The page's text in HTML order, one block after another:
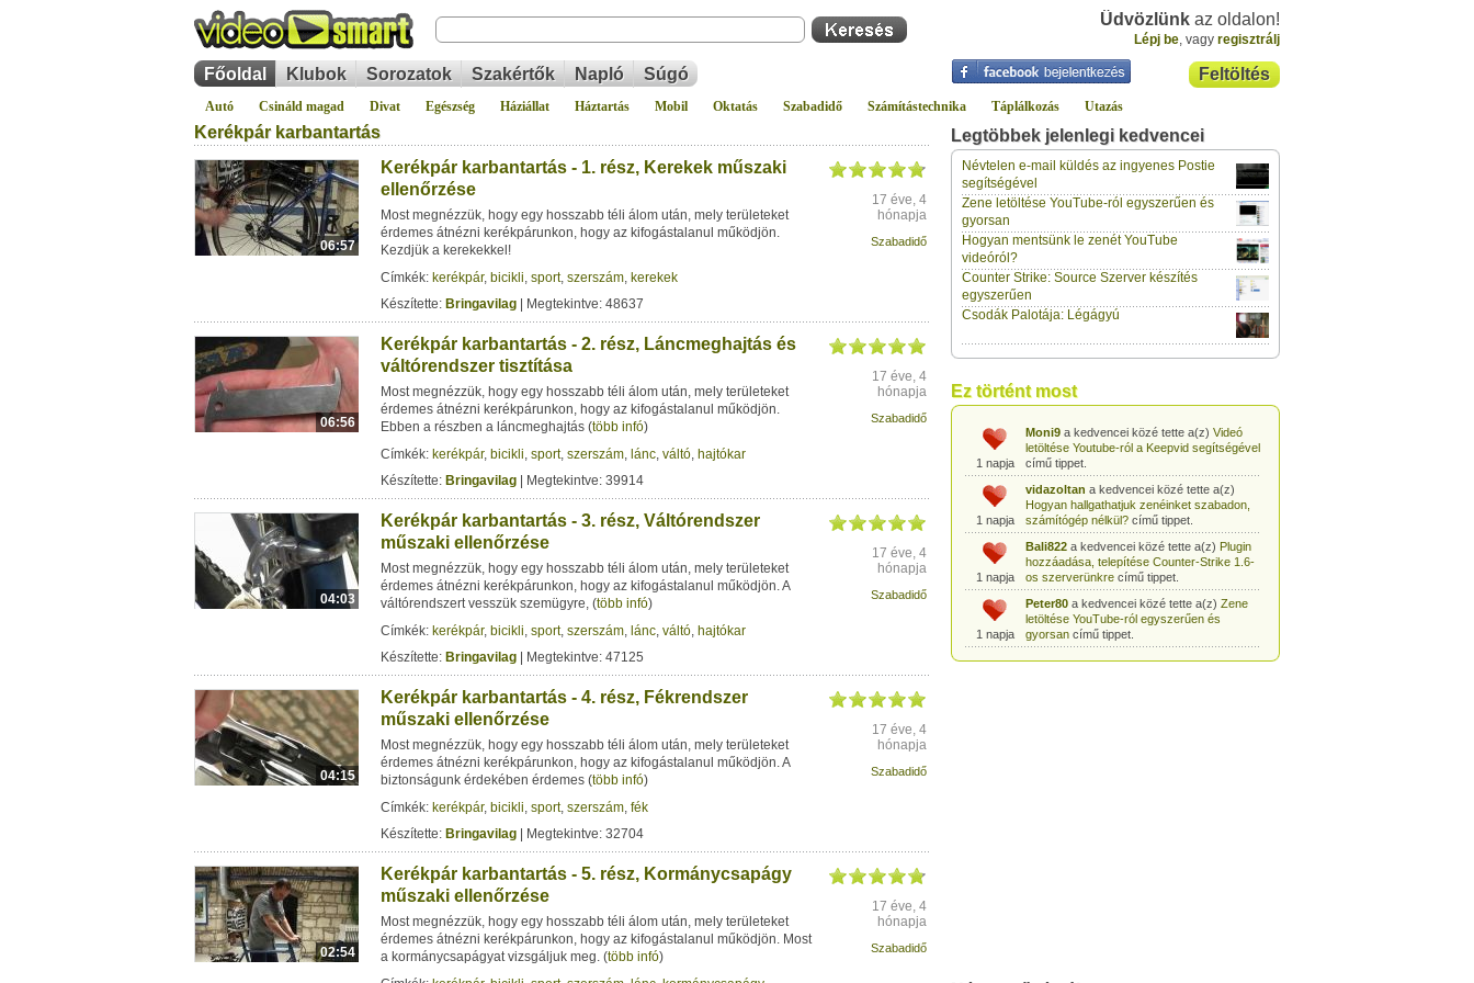
Üdvözlünk az oldalon!
Lépj be, vagy regisztrálj
Feltöltés
Főoldal Klubok Sorozatok Szakértők Napló Súgó
Autó Csináld magad Divat Egészség Háziállat Háztartás Mobil Oktatás Szabadidő Számítástechnika Táplálkozás Utazás
Kerékpár karbantartás
06:57
Kerékpár karbantartás - 1. rész, Kerekek műszaki
ellenőrzése
Most megnézzük, hogy egy hosszabb téli álom után, mely területeket
érdemes átnézni kerékpárunkon, hogy az kifogástalanul működjön.
Kezdjük a kerekekkel!
Címkék: kerékpár, bicikli, sport, szerszám, kerekek
Készítette: Bringavilag | Megtekintve: 48637
17 éve, 4
hónapja
Szabadidő
06:56
Kerékpár karbantartás - 2. rész, Láncmeghajtás és
váltórendszer tisztítása
Most megnézzük, hogy egy hosszabb téli álom után, mely területeket
érdemes átnézni kerékpárunkon, hogy az kifogástalanul működjön.
Ebben a részben a láncmeghajtás (több infó)
Címkék: kerékpár, bicikli, sport, szerszám, lánc, váltó, hajtókar
Készítette: Bringavilag | Megtekintve: 39914
17 éve, 4
hónapja
Szabadidő
04:03
Kerékpár karbantartás - 3. rész, Váltórendszer
műszaki ellenőrzése
Most megnézzük, hogy egy hosszabb téli álom után, mely területeket
érdemes átnézni kerékpárunkon, hogy az kifogástalanul működjön. A
váltórendszert vesszük szemügyre, (több infó)
Címkék: kerékpár, bicikli, sport, szerszám, lánc, váltó, hajtókar
Készítette: Bringavilag | Megtekintve: 47125
17 éve, 4
hónapja
Szabadidő
04:15
Kerékpár karbantartás - 4. rész, Fékrendszer
műszaki ellenőrzése
Most megnézzük, hogy egy hosszabb téli álom után, mely területeket
érdemes átnézni kerékpárunkon, hogy az kifogástalanul működjön. A
biztonságunk érdekében érdemes (több infó)
Címkék: kerékpár, bicikli, sport, szerszám, fék
Készítette: Bringavilag | Megtekintve: 32704
17 éve, 4
hónapja
Szabadidő
02:54
Kerékpár karbantartás - 5. rész, Kormánycsapágy
műszaki ellenőrzése
Most megnézzük, hogy egy hosszabb téli álom után, mely területeket
érdemes átnézni kerékpárunkon, hogy az kifogástalanul működjön. Most
a kormánycsapágyat vizsgáljuk meg. (több infó)
17 éve, 4
hónapja
Szabadidő
Legtöbbek jelenlegi kedvencei
Névtelen e-mail küldés az ingyenes Postie
segítségével
Zene letöltése YouTube-ról egyszerűen és
gyorsan
Hogyan mentsünk le zenét YouTube
videóról?
Counter Strike: Source Szerver készítés
egyszerűen
Csodák Palotája: Légágyú
Ez történt most
1 napja
gabor733a kedvencei közé tette a(z)
Leopárdgekkó-etetés egyszerű csipesszel
című tippet.
1 napja
gabor733
a kedvencei közé tette a(z)
című tippet.
1 napja
Hogyan készítsünk fűszeres-paradicsomos
pennét?
1 napja
gabor733a kedvencei közé tette a(z)
hónapos kortólcímű tippet.
1 napja
Babakonyha - Alma-banán püré készítése
egyszerűencímű tippet.
1 napja
Moni9a kedvencei közé tette a(z) Videó
letöltése Youtube-ról a Keepvid segítségével
című tippet.
1 napja
vidazoltan a kedvencei közé tette a(z)
Hogyan hallgathatjuk zenéinket szabadon,
számítógép nélkül?című tippet.
1 napja
Bali822a kedvencei közé tette a(z) Plugin
hozzáadása, telepítése Counter-Strike 1.6-
os szerverünkrecímű tippet.
1 napja
Peter80a kedvencei közé tette a(z) Zene
letöltése YouTube-ról egyszerűen és
gyorsancímű tippet.
Heni77a kedvencei közé tette a(z)Counter